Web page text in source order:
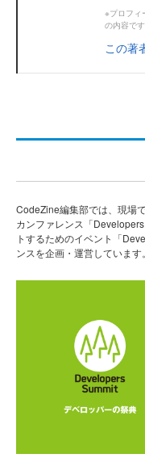
※プロフィ
の内容です
この著
CodeZine編集部では、現場
カンファレンス「
トするためのイベント「
ンスを企画・運営しています。